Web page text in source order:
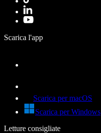
Scarica l'app
Scarica per macOS
Scarica per Windows
Letture consigliate